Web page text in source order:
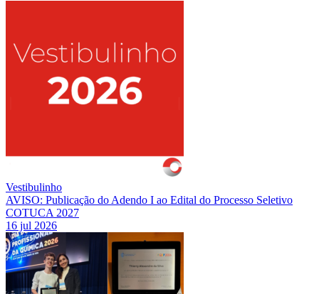
Vestibulinho
AVISO: Publicação do Adendo I ao Edital do Processo Seletivo
COTUCA 2027
16 jul 2026